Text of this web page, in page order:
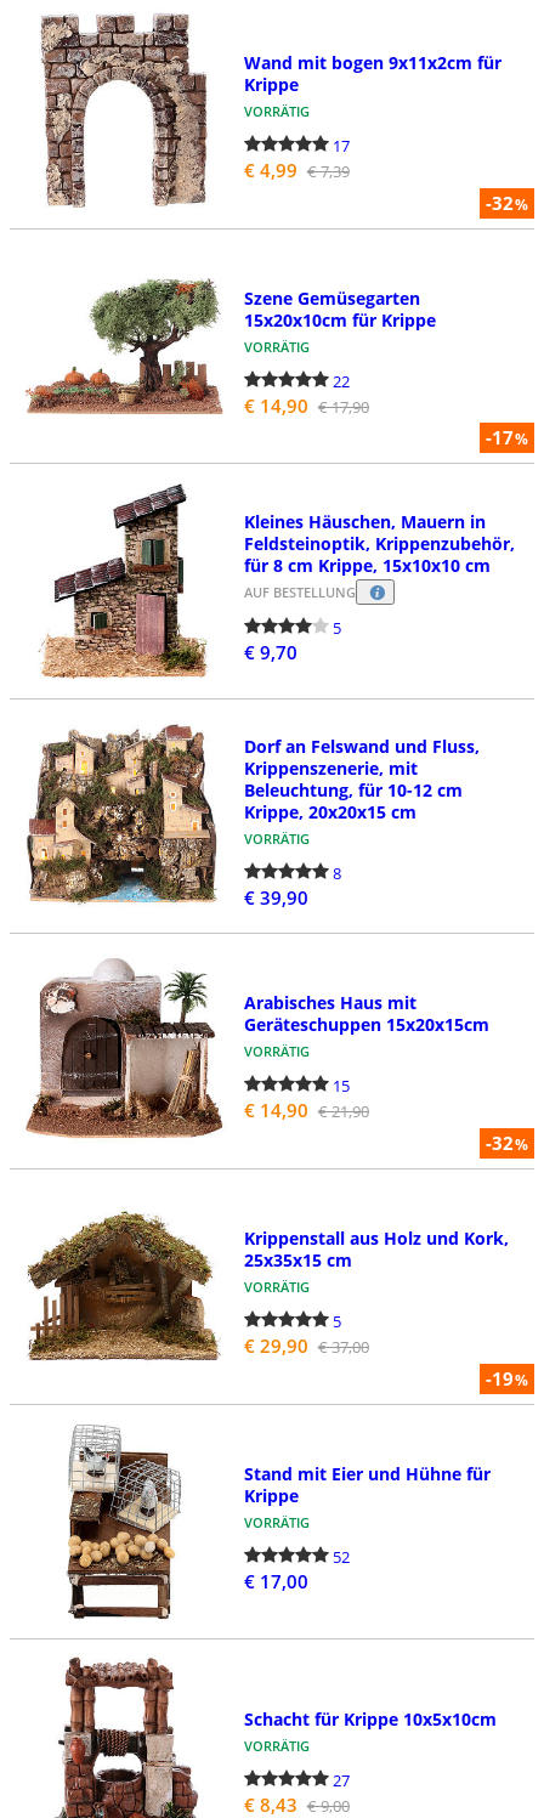
-32%
Wand mit bogen 9x11x2cm für
Krippe
VORRÄTIG
17
€ 4,99 € 7,39
-17%
Szene Gemüsegarten
15x20x10cm für Krippe
VORRÄTIG
22
€ 14,90 € 17,90
Kleines Häuschen, Mauern in
Feldsteinoptik, Krippenzubehör,
für 8 cm Krippe, 15x10x10 cm
AUF BESTELLUNG
5
€ 9,70
Dorf an Felswand und Fluss,
Krippenszenerie, mit
Beleuchtung, für 10-12 cm
Krippe, 20x20x15 cm
VORRÄTIG
8
€ 39,90
-32%
Arabisches Haus mit
Geräteschuppen 15x20x15cm
VORRÄTIG
15
€ 14,90 € 21,90
-19%
Krippenstall aus Holz und Kork,
25x35x15 cm
VORRÄTIG
5
€ 29,90 € 37,00
Stand mit Eier und Hühne für
Krippe
VORRÄTIG
52
€ 17,00
Schacht für Krippe 10x5x10cm
VORRÄTIG
27
€ 8,43 € 9,00